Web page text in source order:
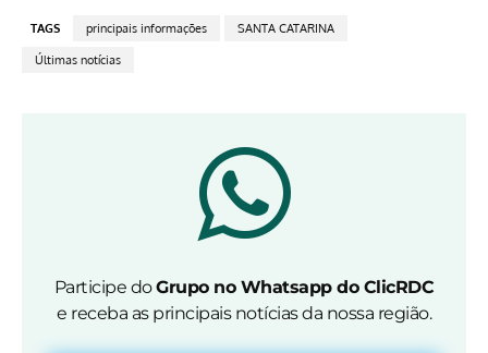
TAGS principais informações SANTA CATARINA
Últimas notícias
Participe doGrupo no Whatsapp do ClicRDC
e receba as principais notícias da nossa região.